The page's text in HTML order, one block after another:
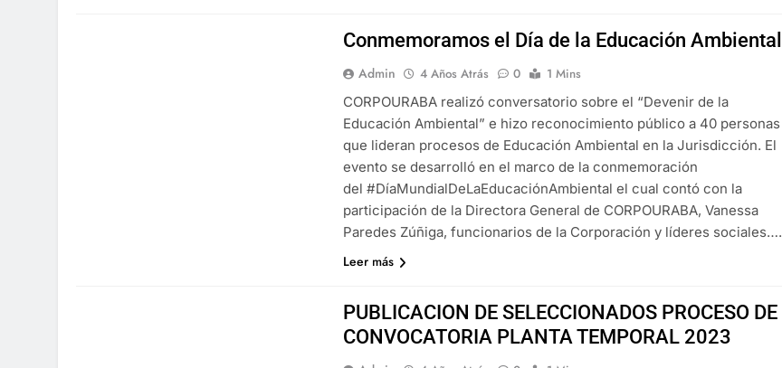
Conmemoramos el Día de la Educación Ambiental
Admin 4 Años Atrás 0
1 Mins
CORPOURABA realizó conversatorio sobre el “Devenir de la
Educación Ambiental” e hizo reconocimiento público a 40 personas
que lideran procesos de Educación Ambiental en la Jurisdicción. El
evento se desarrolló en el marco de la conmemoración
del #DíaMundialDeLaEducaciónAmbiental el cual contó con la
participación de la Directora General de CORPOURABA, Vanessa
Paredes Zúñiga, funcionarios de la Corporación y líderes sociales….
Leer más
PUBLICACION DE SELECCIONADOS PROCESO DE
CONVOCATORIA PLANTA TEMPORAL 2023